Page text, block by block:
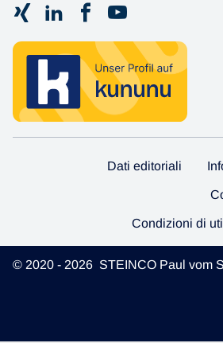
Dati editoriali
Condizioni di
© 2020 - 2026 STEINCO Paul vom